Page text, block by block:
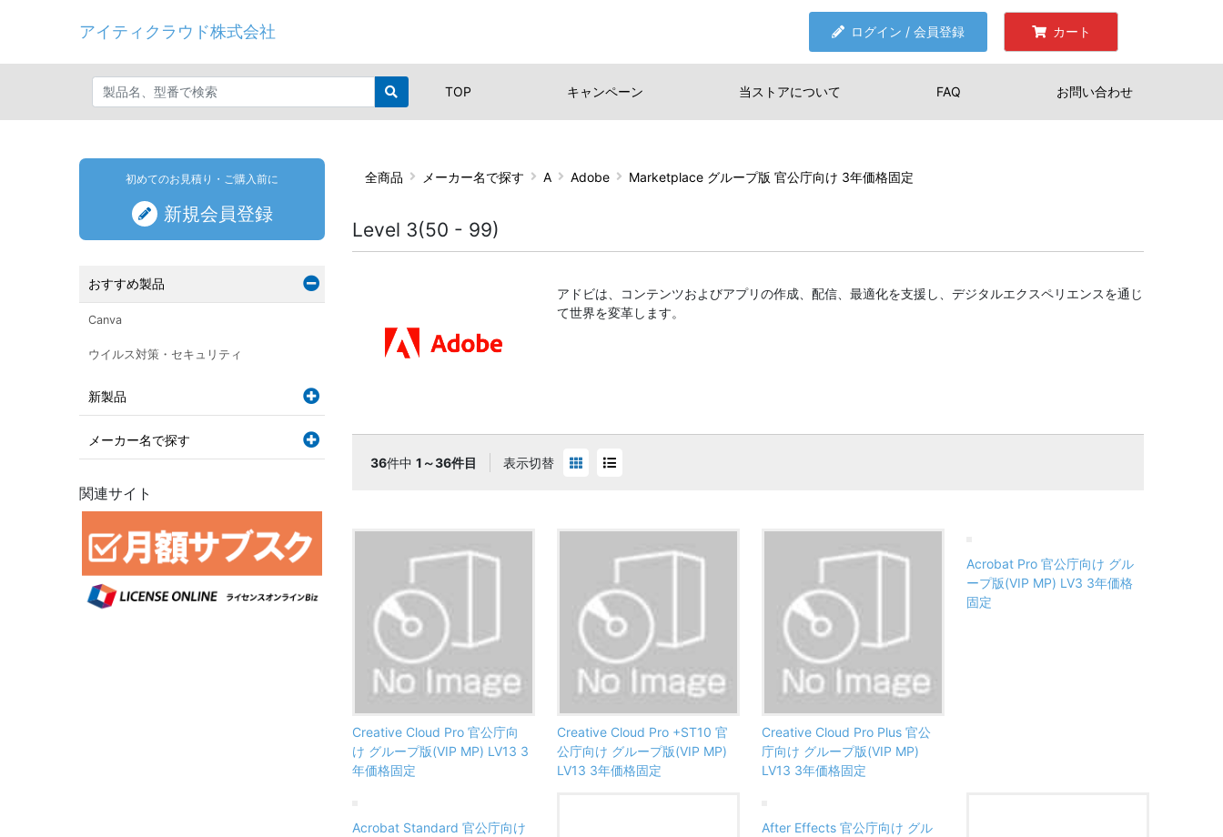
アイティクラウド株式会社 ログイン / 会員登録 カート
TOP キャンペーン 当ストアについて FAQ お問い合わせ
全商品 メーカー名で探す A Adobe Marketplace グループ版 官公庁向け 3年価格固定
Level 3(50 - 99)
アドビは、コンテンツおよびアプリの作成、配信、最適化を支援し、デジタルエクスペリエンスを通じ
て世界を変革します。
36件中 1～36件目 表示切替
Creative Cloud Pro 官公庁向
け グループ版(VIP MP) LV13 3
年価格固定
Creative Cloud Pro +ST10 官
公庁向け グループ版(VIP MP)
LV13 3年価格固定
Creative Cloud Pro Plus 官公
庁向け グループ版(VIP MP)
LV13 3年価格固定
Acrobat Pro 官公庁向け グル
ープ版(VIP MP) LV3 3年価格
固定
Acrobat Standard 官公庁向け
After Effects 官公庁向け グル
初めてのお見積り・ご購入前に
新規会員登録
おすすめ製品
Canva
ウイルス対策・セキュリティ
新製品
メーカー名で探す
関連サイト